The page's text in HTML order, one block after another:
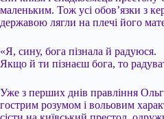
маленьким. Тож усі обов’язки з
державою лягли на плечі його
«Я, сину, бога пізнала й радуюся.
Якщо й ти пізнаєш бога, то
Уже з перших днів правління
гострим розумом і вольовим